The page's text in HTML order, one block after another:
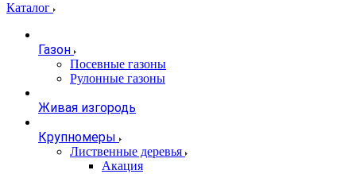
Каталог
Газон
Посевные газоны
Рулонные газоны
Живая изгородь
Крупномеры
Лиственные деревья
Акация